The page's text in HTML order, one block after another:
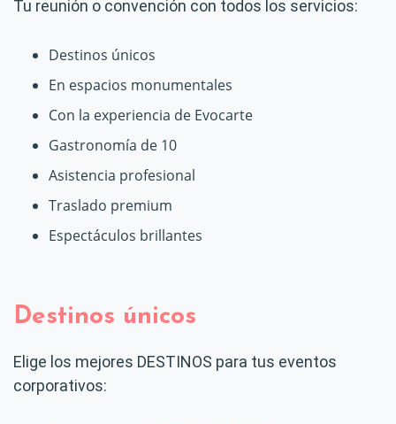
Tu reunión o convención con todos los servicios:
Destinos únicos
En espacios monumentales
Con la experiencia de Evocarte
Gastronomía de 10
Asistencia profesional
Traslado premium
Espectáculos brillantes
Destinos únicos
Elige los mejores DESTINOS para tus eventos
corporativos: